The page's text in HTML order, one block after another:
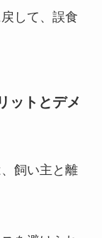
して、誤食
ットとデメ
飼い主と離